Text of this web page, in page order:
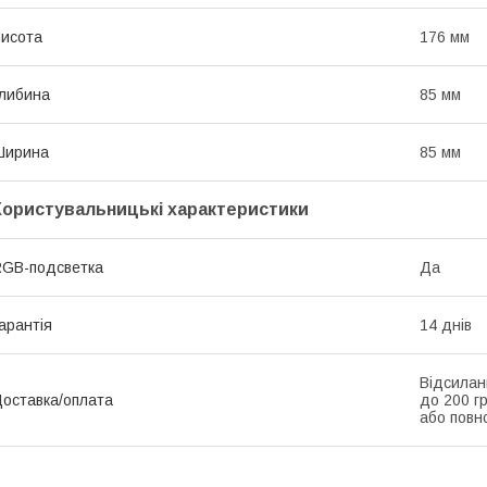
176 мм
85 мм
85 мм
характеристики
подсветка Да
14 днів
оплата
до 200
або